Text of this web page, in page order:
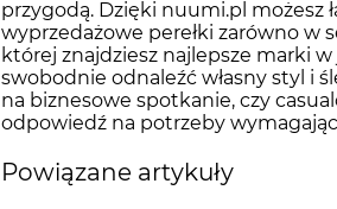
przygodą. Dzięki nuumi.pl możesz
wyprzedażowe perełki zarówno w
której znajdziesz najlepsze marki
swobodnie odnaleźć własny styl i
na biznesowe spotkanie, czy
odpowiedź na potrzeby
Powiązane artykuły